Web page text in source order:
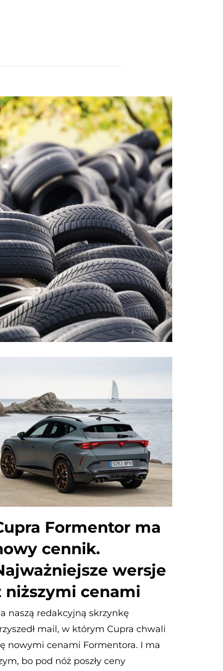
Formentor ma
cennik.
wersje
niższymi cenami
naszą redakcyjną skrzynkę
mail, w którym Cupra chwali
nowymi cenami Formentora. I ma
bo pod nóż poszły ceny